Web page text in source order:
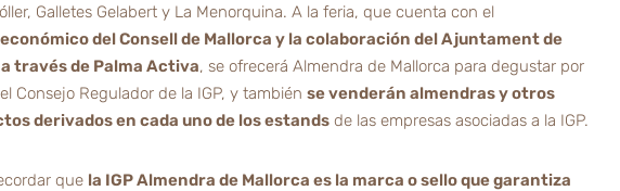
Galletes Gelabert y La Menorquina. A la feria, que cuenta con el
del Consell de Mallorca y la colaboración del Ajuntament de
través de Palma Activa, se ofrecerá Almendra de Mallorca para degustar por
Consejo Regulador de la IGP, y también se venderán almendras y otros
derivados en cada uno de los estandsde las empresas asociadas a la IGP.
que la IGP Almendra de Mallorca es la marca o sello que garantiza